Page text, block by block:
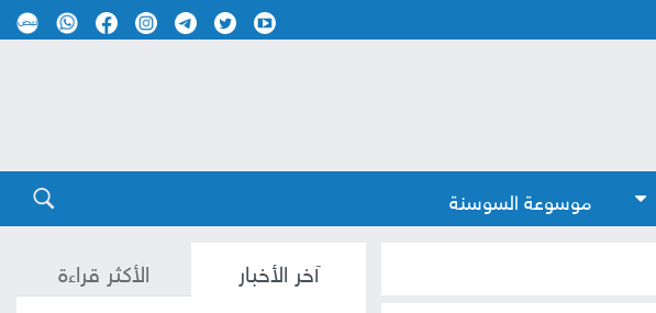
موسوعة السوسنة
آخر الأخبار الأكثر قراءة